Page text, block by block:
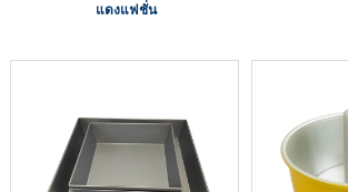
แดงแฟชั่น